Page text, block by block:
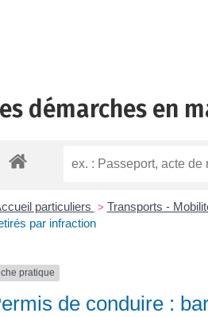
démarches en
particuliers > Transports -
par infraction
pratique
de conduire :
Evolution du bourg |
La maison médicale